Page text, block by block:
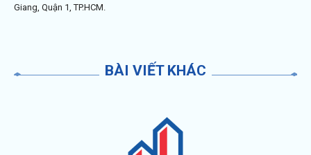
Giang, Quận 1, TP.HCM.
BÀI VIẾT KHÁC